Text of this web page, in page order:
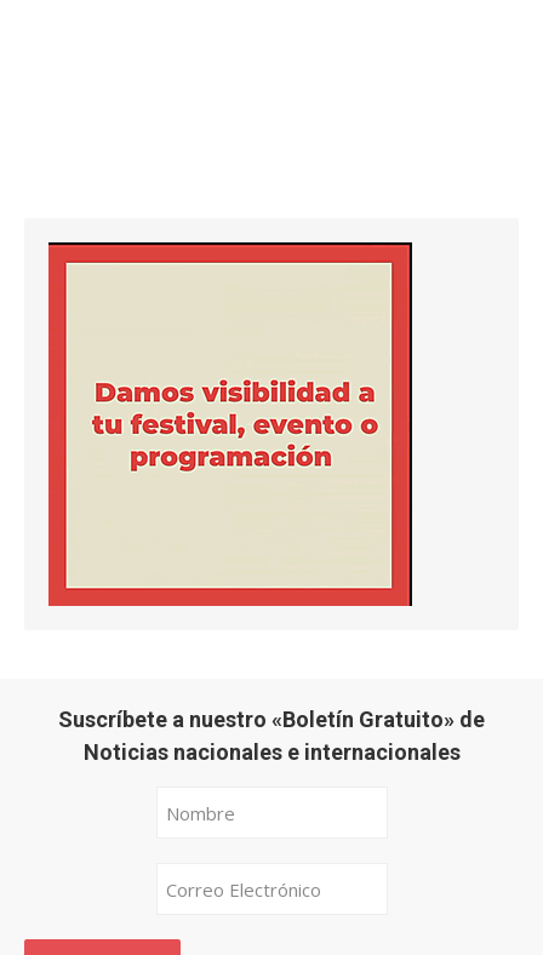
Suscríbete a nuestro «Boletín Gratuito» de
Noticias nacionales e internacionales